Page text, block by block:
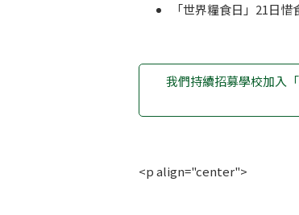
「世界糧食日」21日
我們持續招募學校加入
<p